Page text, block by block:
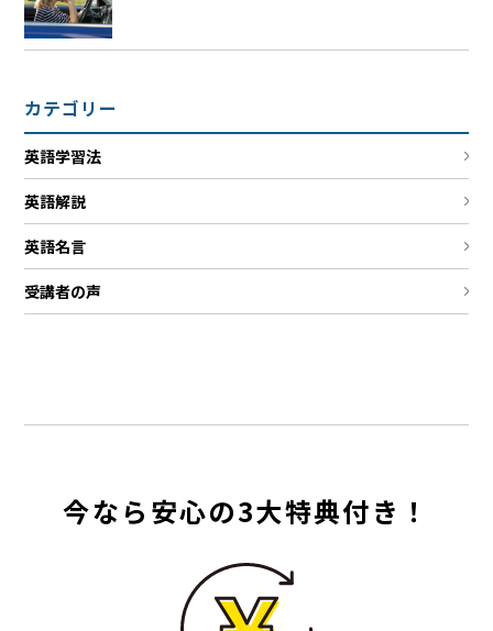
カテゴリー
英語学習法
英語解説
英語名言
受講者の声
今なら安心の3大特典付き！